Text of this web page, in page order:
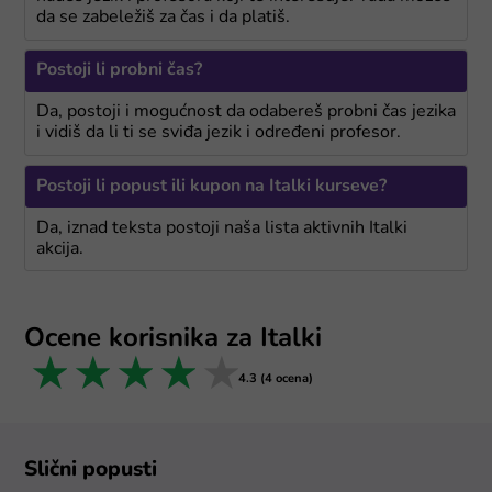
da se zabeležiš za čas i da platiš.
Postoji li probni čas?
Da, postoji i mogućnost da odabereš probni čas jezika
i vidiš da li ti se sviđa jezik i određeni profesor.
Postoji li popust ili kupon na Italki kurseve?
Da, iznad teksta postoji naša lista aktivnih Italki
akcija.
Ocene korisnika za Italki
5 stars
4 stars
3 stars
2 stars
1 star 4.3 (4 ocena)
Slični popusti